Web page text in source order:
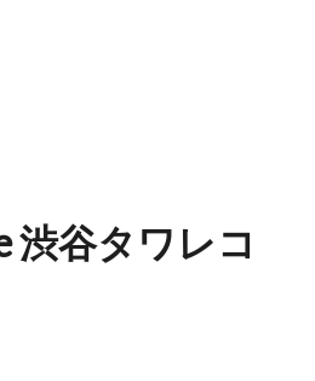
渋谷タワレコ